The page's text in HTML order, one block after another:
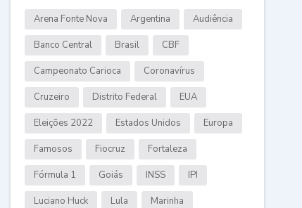
Arena Fonte Nova Argentina Audiência
Banco Central Brasil CBF
Campeonato Carioca Coronavírus
Cruzeiro Distrito Federal EUA
Eleições 2022 Estados Unidos Europa
Famosos Fiocruz Fortaleza
Fórmula 1 Goiás INSS IPI
Luciano Huck Lula Marinha